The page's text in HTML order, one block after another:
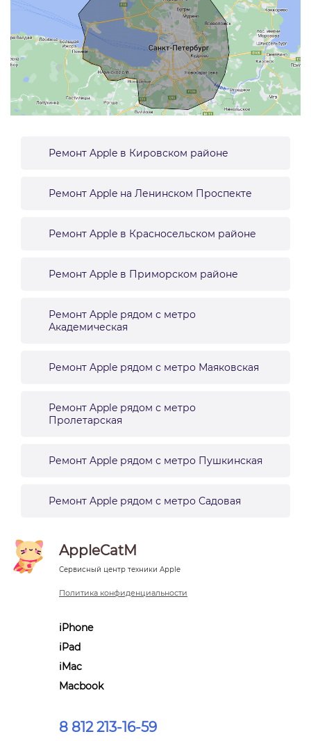
Ремонт Apple в Кировском районе
Ремонт Apple на Ленинском Проспекте
Ремонт Apple в Красносельском районе
Ремонт Apple в Приморском районе
Ремонт Apple рядом с метро
Академическая
Ремонт Apple рядом с метро Маяковская
Ремонт Apple рядом с метро
Пролетарская
Ремонт Apple рядом с метро Пушкинская
Ремонт Apple рядом с метро Садовая
AppleCatM
Сервисный центр техники Apple
Политика конфиденциальности
iPhone
iPad
iMac
Macbook
8 812 213-16-59